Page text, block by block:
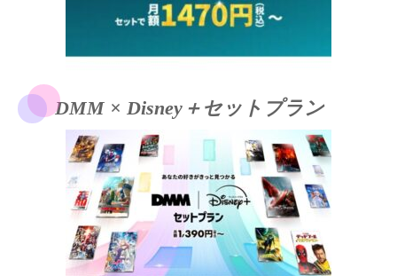
DMM × Disney＋セットプラン